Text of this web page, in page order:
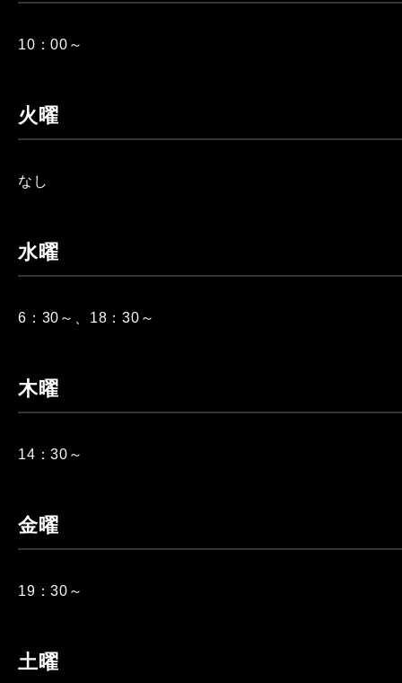
10：00～
火曜
なし
水曜
6：30～、18：30～
木曜
14：30～
金曜
19：30～
土曜